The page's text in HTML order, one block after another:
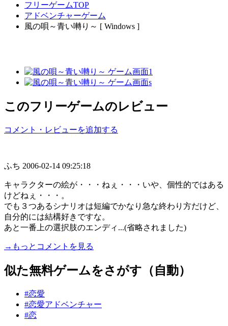
フリーゲームTOP
アドベンチャーゲーム
風の唄～青い囀り～ [ Windows ]
このフリーゲームのレビュー
コメント・レビューを追加する
ふち 2006-02-14 09:25:18
キャラクターの絵が・・・ねぇ・・・いや、個性的ではある
けどねぇ・・・。
でも３つあるシナリオは短編でかなり急な終わり方だけど、
自分的には結構好きですな。
あと一番上の選択肢のエンディ...(省略されました)
→もっとコメントを見る
似た無料ゲームをさがす（自動）
#恋愛
#恋愛アドベンチャー
#恋